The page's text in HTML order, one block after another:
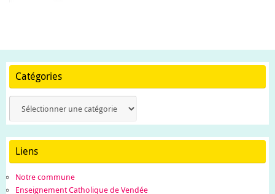
Catégories
Liens
Notre commune
Enseignement Catholique de Vendée